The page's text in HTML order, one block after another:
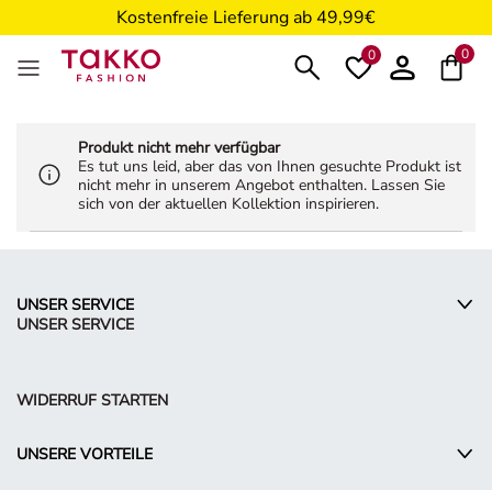
Kostenfreie Lieferung ab 49,99€
5€ Gutschein nach Registrierung*
0 0
Produkt nicht mehr verfügbar
Es tut uns leid, aber das von Ihnen gesuchte Produkt ist
nicht mehr in unserem Angebot enthalten. Lassen Sie
sich von der aktuellen Kollektion inspirieren.
UNSER SERVICE
UNSER SERVICE
WIDERRUF STARTEN
UNSERE VORTEILE